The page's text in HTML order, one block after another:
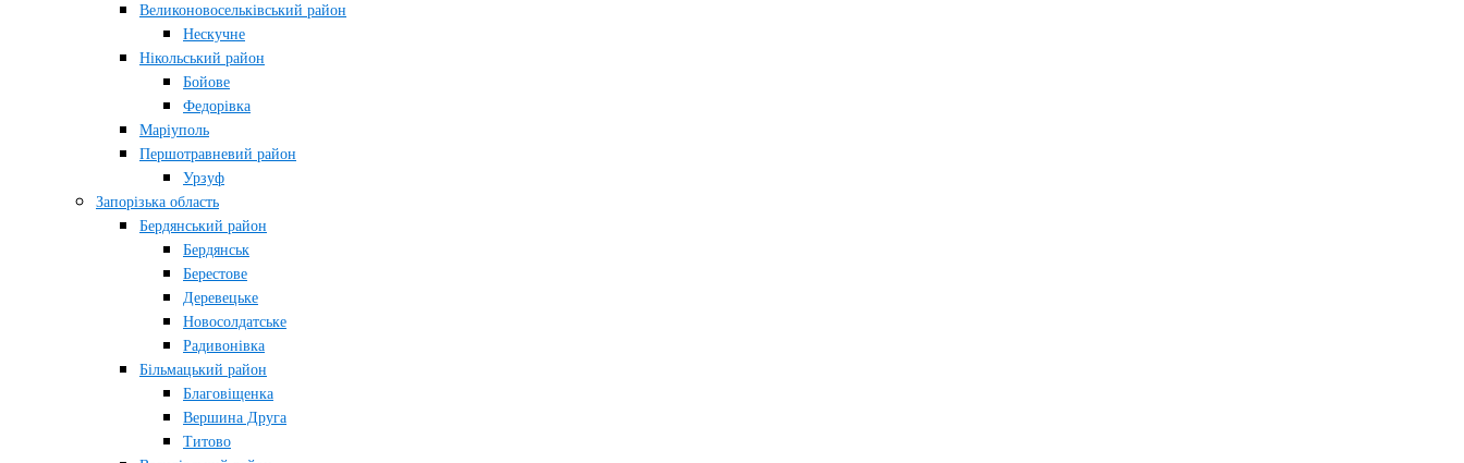
Великоновосельківський район
Нескучне
Нікольський район
Бойове
Федорівка
Маріуполь
Першотравневий район
Урзуф
Запорізька область
Бердянський район
Бердянськ
Берестове
Деревецьке
Новосолдатське
Радивонівка
Більмацький район
Благовіщенка
Вершина Друга
Титово